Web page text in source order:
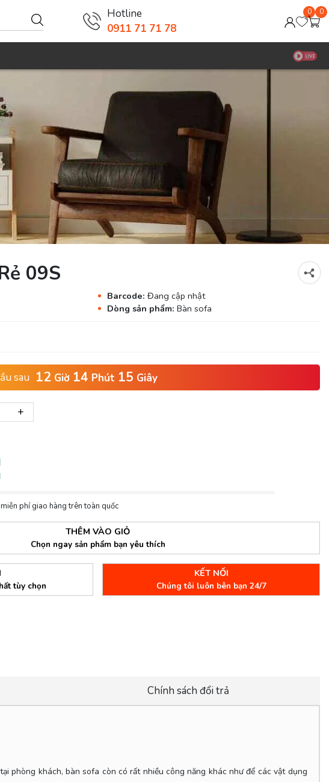
Hotline
0911 71 71 78
0 0
09S
Barcode: Đang cập nhật
Dòng sản phẩm: Bàn sofa
sau 12 Giờ 14 Phút 14 Giây
+
phí giao hàng trên toàn quốc
THÊM VÀO GIỎ
Chọn ngay sản phẩm bạn yêu thích
tùy chọn
KẾT NỐI
Chúng tôi luôn bên bạn 24/7
Chính sách đổi trả
phòng khách, bàn sofa còn có rất nhiều công năng khác như để các vật dụng